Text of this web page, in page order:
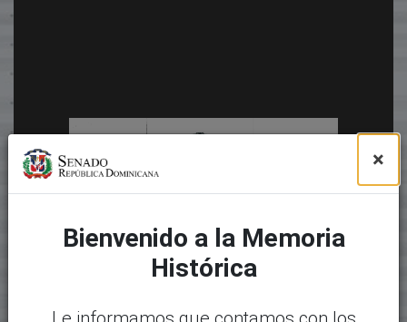
×
Bienvenido a la Memoria
Histórica